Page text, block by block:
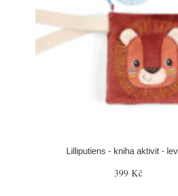
Lilliputiens - kniha aktivit -
399 Kč